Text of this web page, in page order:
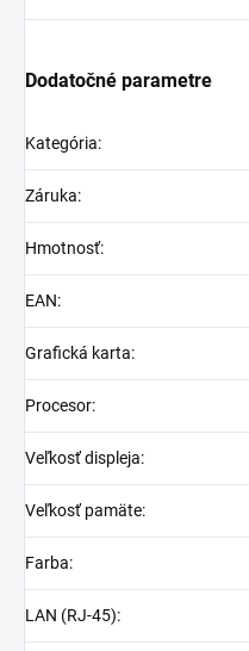
Dodatočné parametre
Kategória:
Záruka:
Hmotnosť:
EAN:
Grafická karta:
Procesor:
Veľkosť displeja:
Veľkosť pamäte:
Farba:
LAN (RJ-45):